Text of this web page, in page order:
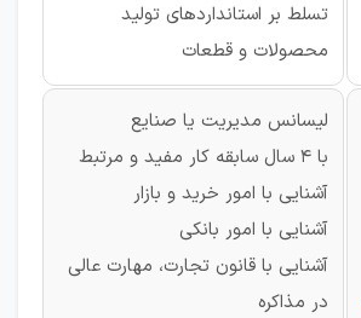
تسلط بر استانداردهای تولید
محصولات و قطعات
لیسانس مدیریت یا صنایع
با 4 سال سابقه کار مفید و مرتبط
آشنایی با امور خرید و بازار
آشنایی با امور بانکی
آشنایی با قانون تجارت، مهارت عالی
در مذاکره